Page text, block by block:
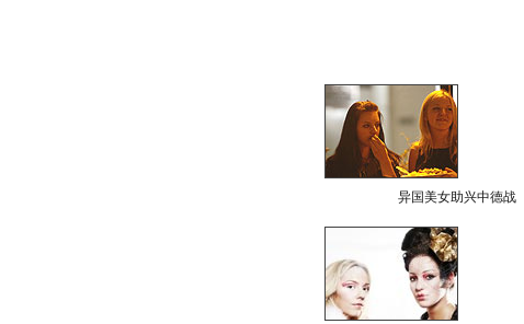
异国美女助兴中德战